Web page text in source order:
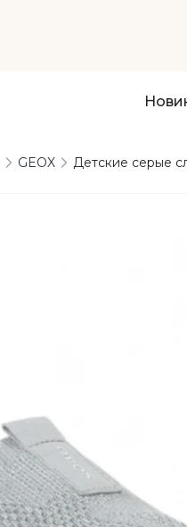
GEOX Детские серые